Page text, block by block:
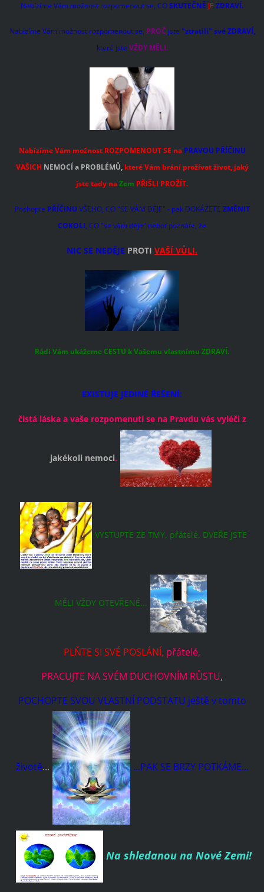
Nabízíme Vám možnost rozpomenout se, COSKUTEČNĚ JE ZDRAVÍ.
Nabízíme Vám možnost rozpomenout se, PROČ jste "ztratili" své ZDRAVÍ,
které jste VŽDY MĚLI.
Nabízíme Vám možnost ROZPOMENOUT SE na PRAVOU PŘÍČINU
VAŠICH NEMOCÍ a PROBLÉMŮ,které Vám brání prožívat život, jaký
jste tady naZem PŘIŠLI PROŽÍT.
Pochopte PŘÍČINU VŠEHO, CO "SE VÁM DĚJE" - pak DOKÁŽETE ZMĚNIT
COKOLI, CO "se vám děje" neboť poznáte, že
NIC SE NEDĚJE PROTI VAŠÍ VŮLI.
Rádi Vám ukážeme CESTU k Vašemu vlastnímu ZDRAVÍ.
EXISTUJE JEDINÉ ŘEŠENÍ:
čistá láska a vaše rozpomenutí se na Pravdu vás vyléči z
jakékoli nemoci.
VYSTUPTE ZE TMY, přátelé, DVEŘE JSTE
MĚLI VŽDY OTEVŘENÉ...
PLŇTE SI SVÉ POSLÁNÍ, přátelé,
PRACUJTE NA SVÉM DUCHOVNÍM RŮSTU,
POCHOPTE SVOU VLASTNÍ PODSTATU ještě v tomto
životě... ...PAK SE BRZY POTKÁME...
Na shledanou na Nové Zemi!